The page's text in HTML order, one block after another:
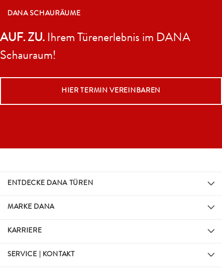
ENTDECKE DANA TÜREN
MARKE DANA
KARRIERE
SERVICE | KONTAKT
DANA SCHAURÄUME
AUF. ZU. Ihrem Türenerlebnis im DANA
Schauraum!
HIER TERMIN VEREINBAREN